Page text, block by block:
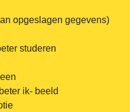
opgeslagen gegevens)
studeren
ik- beeld